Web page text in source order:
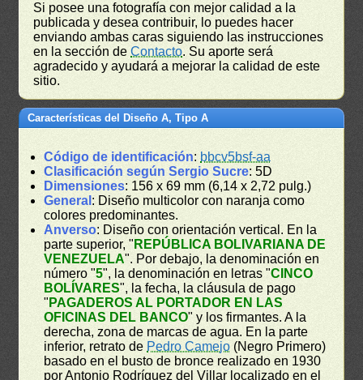
Si posee una fotografía con mejor calidad a la
publicada y desea contribuir, lo puedes hacer
enviando ambas caras siguiendo las instrucciones
en la sección deContacto. Su aporte será
agradecido y ayudará a mejorar la calidad de este
sitio.
Características del Diseño A, Tipo A
Código de identificación: bbcv5bsf-aa
Clasificación según Sergio Sucre: 5D
Dimensiones: 156 x 69 mm (6,14 x 2,72 pulg.)
General : Diseño multicolor con naranja como
colores predominantes.
Anverso: Diseño con orientación vertical. En la
parte superior, " REPÚBLICA BOLIVARIANA DE
VENEZUELA". Por debajo, la denominación en
número "5", la denominación en letras "CINCO
BOLÍVARES", la fecha, la cláusula de pago
" PAGADEROS AL PORTADOR EN LAS
OFICINAS DEL BANCO" y los firmantes. A la
derecha, zona de marcas de agua. En la parte
inferior, retrato de Pedro Camejo (Negro Primero)
basado en el busto de bronce realizado en 1930
por Antonio Rodríguez del Villar localizado en el